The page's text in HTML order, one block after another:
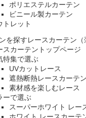
ポリエステルカーテン
ビニール製カーテン
トレット
レースカーテン（
スカーテントップページ
特集で選ぶ
UVカットレース
遮熱断熱レースカーテン
素材感を楽しむレース
ーで選ぶ
スーパーホワイト レー